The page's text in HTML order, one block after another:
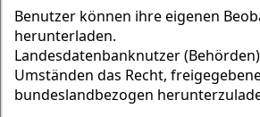
Benutzer können ihre eigenen
herunterladen.
Landesdatenbanknutzer
Umständen das Recht,
bundeslandbezogen